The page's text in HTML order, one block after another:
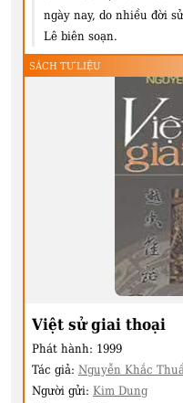
ngày nay, do nhiều đời
Lê biên soạn.
SÁCH TƯ LIỆU
Việt sử giai thoại
Phát hành: 1999
Tác giả: Nguyễn Khắc
Người gửi: Kim Dung